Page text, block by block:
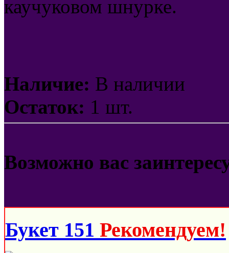
каучуковом шнурке.
Наличие: В наличии
Остаток: 1 шт.
Возможно вас
Букет 151 Рекомендуем!